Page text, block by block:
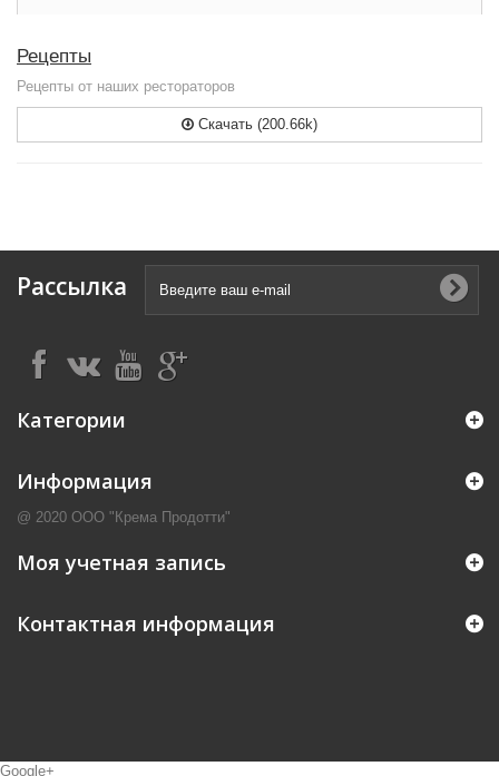
Рецепты
Рецепты от наших рестораторов
Скачать (200.66k)
Рассылка
Категории
Информация
@ 2020 ООО "Крема Продотти"
Моя учетная запись
Контактная информация
Google+